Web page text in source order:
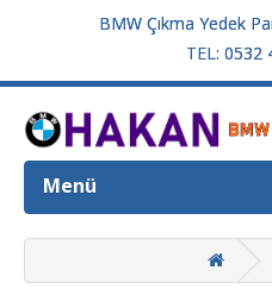
BMW Çıkma Yedek
TEL: 0532
Menü